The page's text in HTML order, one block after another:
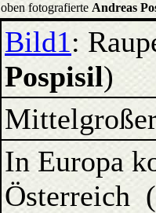
fotografierte Andreas
Bild1:
Pospisil)
In Europa
Österreich